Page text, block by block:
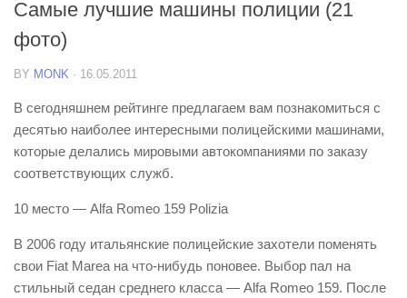
Самые лучшие машины полиции (21
фото)
BY MONK · 16.05.2011
В сегодняшнем рейтинге предлагаем вам познакомиться с
десятью наиболее интересными полицейскими машинами,
которые делались мировыми автокомпаниями по заказу
соответствующих служб.
10 место — Alfa Romeo 159 Polizia
В 2006 году итальянские полицейские захотели поменять
свои Fiat Marea на что-нибудь поновее. Выбор пал на
стильный седан среднего класса — Alfa Romeo 159. После